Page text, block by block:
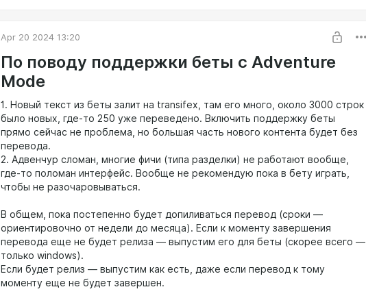
Apr 20 2024 13:20
По поводу поддержки беты с Advеnture
Mode
1. Новый текст из беты залит на transifex, там его много, около 3000 строк
было новых, где-то 250 уже переведено. Включить поддержку беты
прямо сейчас не проблема, но большая часть нового контента будет без
перевода.
2. Адвенчур сломан, многие фичи (типа разделки) не работают вообще,
где-то поломан интерфейс. Вообще не рекомендую пока в бету играть,
чтобы не разочаровываться.
В общем, пока постепенно будет допиливаться перевод (сроки —
ориентировочно от недели до месяца). Если к моменту завершения
перевода еще не будет релиза — выпустим его для беты (скорее всего —
только windows).
Если будет релиз — выпустим как есть, даже если перевод к тому
моменту еще не будет завершен.